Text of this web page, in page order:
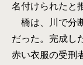
名付けられたと
橋は、川で分
だった。完成し
赤い衣服の受刑